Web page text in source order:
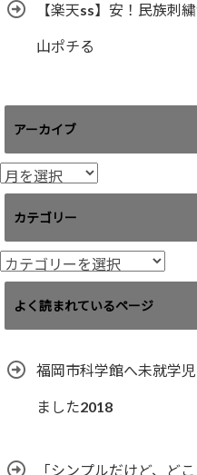
【楽天ss】安！民族刺
山ポチる
アーカイブ
ア
ー
イ
ブ
カテゴリー
カ
テ
リ
よく読まれているページ
福岡市科学館へ未就学
ました2018
「シンプルだけど、ど